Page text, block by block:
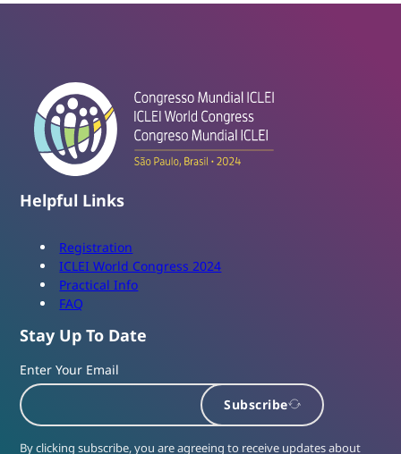
Helpful Links
Registration
ICLEI World Congress 2024
Practical Info
FAQ
Stay Up To Date
Enter Your Email
Subscribe
By clicking subscribe, you are agreeing to receive updates about